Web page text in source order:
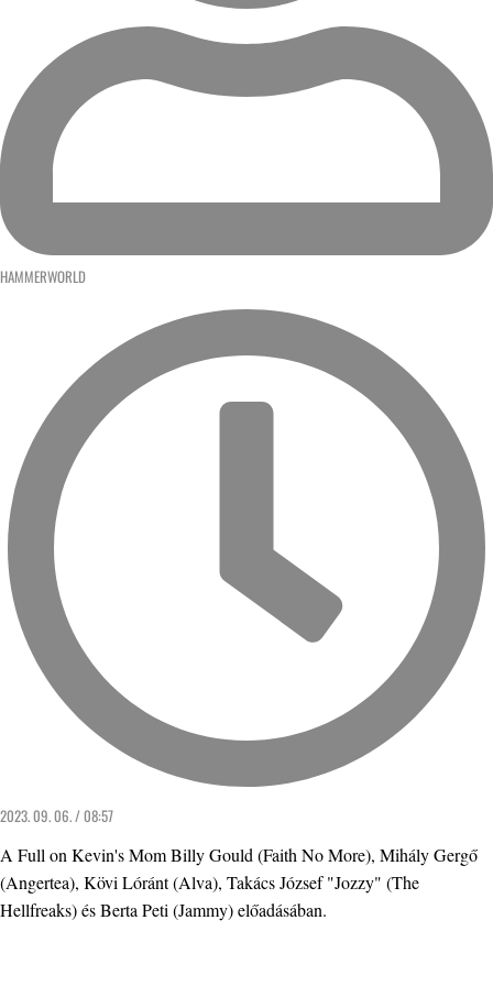
HAMMERWORLD
2023. 09. 06. / 08:57
A Full on Kevin's Mom Billy Gould (Faith No More), Mihály Gergő
(Angertea), Kövi Lóránt (Alva), Takács József "Jozzy" (The
Hellfreaks) és Berta Peti (Jammy) előadásában.